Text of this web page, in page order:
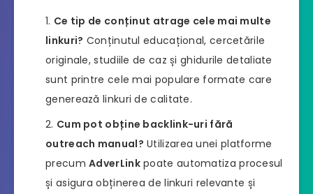
Ce tip de conținut atrage cele mai multe
linkuri? Conținutul educațional, cercetările
originale, studiile de caz și ghidurile detaliate
sunt printre cele mai populare formate care
generează linkuri de calitate.
Cum pot obține backlink-uri fără
outreach manual? Utilizarea unei platforme
precumAdverLinkpoate automatiza procesul
și asigura obținerea de linkuri relevante și